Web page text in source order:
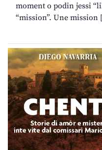
moment o podin jessi
“mission”. Une mission